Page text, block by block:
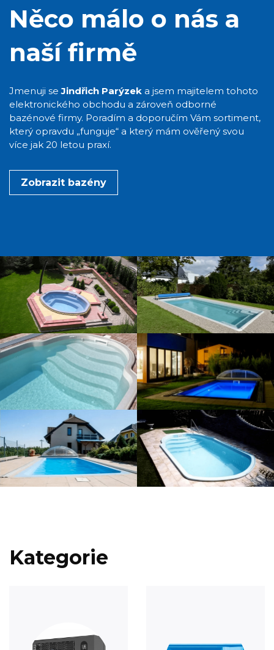
Něco málo o nás a
naší firmě
Jmenuji seJindřich Parýzek a jsem majitelem tohoto
elektronického obchodu a zároveň odborné
bazénové firmy. Poradím a doporučím Vám sortiment,
který opravdu „funguje“ a který mám ověřený svou
více jak 20 letou praxí.
Zobrazit bazény
Kategorie